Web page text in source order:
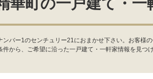
華町の一戸建て・一
バー1のセンチュリー21におまかせ下さい。お客様
から、ご希望に沿った一戸建て・一軒家情報を見